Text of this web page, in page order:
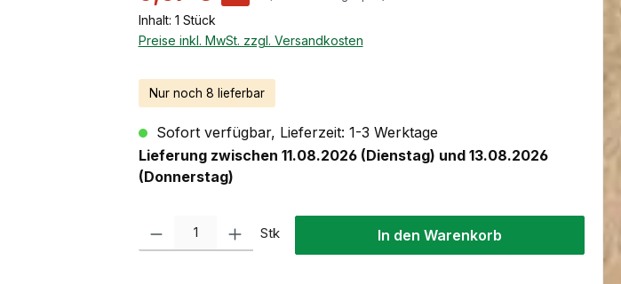
Inhalt: 1 Stück
Preise inkl. MwSt. zzgl. Versandkosten
Nur noch 8 lieferbar
Sofort verfügbar, Lieferzeit: 1-3 Werktage
Lieferung zwischen 11.08.2026 (Dienstag) und 13.08.2026
(Donnerstag)
Produkt Anzahl: Gib den gewünschten Wert ein oder benutze die Schaltflächen
Stk In den Warenkorb